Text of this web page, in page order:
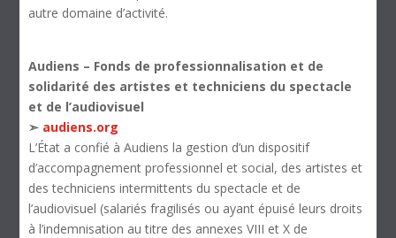
autre domaine d’activité.
Audiens – Fonds de professionnalisation et de
solidarité des artistes et techniciens du spectacle
et de l’audiovisuel
➣ audiens.org
L’État a confié à Audiens la gestion d’un dispositif
d’accompagnement professionnel et social, des artistes et
des techniciens intermittents du spectacle et de
l’audiovisuel (salariés fragilisés ou ayant épuisé leurs droits
à l’indemnisation au titre des annexes VIII et X de